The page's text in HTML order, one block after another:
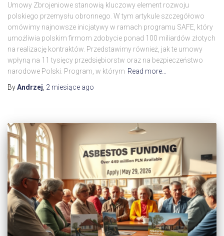
Umowy Zbrojeniowe stanowią kluczowy element rozwoju
polskiego przemysłu obronnego. W tym artykule szczegółowo
omówimy najnowsze inicjatywy w ramach programu SAFE, który
umożliwia polskim firmom zdobycie ponad 100 miliardów złotych
na realizację kontraktów. Przedstawimy również, jak te umowy
wpłyną na 11 tysięcy przedsiębiorstw oraz na bezpieczeństwo
narodowe Polski. Program, w którym Read more…
ByAndrzej 2 miesiące ago